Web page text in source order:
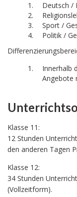
Deutsch /
Sport /
Politik /
Innerhalb
Angebote
Klasse 11:
12 Stunden
den anderen Tagen
Klasse 12:
34 Stunden
(Vollzeitform).